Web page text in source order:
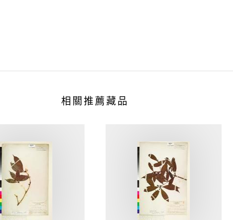
相關推薦藏品